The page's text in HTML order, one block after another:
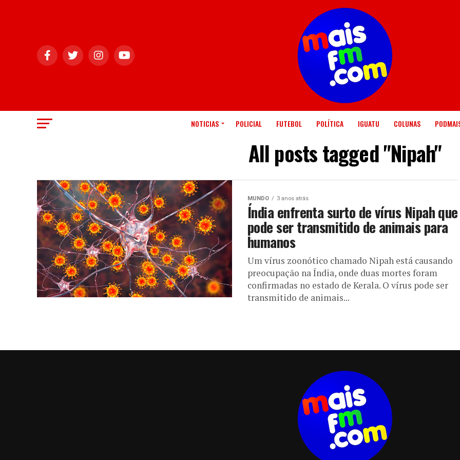
NOTICIAS POLICIAL FUTEBOL POLÍTICA IGUATU COLUNAS
All posts tagged "Nipah"
MUNDO 3 anos atrás
Índia enfrenta surto de vírus Nipah que
pode ser transmitido de animais para
humanos
Um vírus zoonótico chamado Nipah está causando
preocupação na Índia, onde duas mortes foram
confirmadas no estado de Kerala. O vírus pode ser
transmitido de animais...